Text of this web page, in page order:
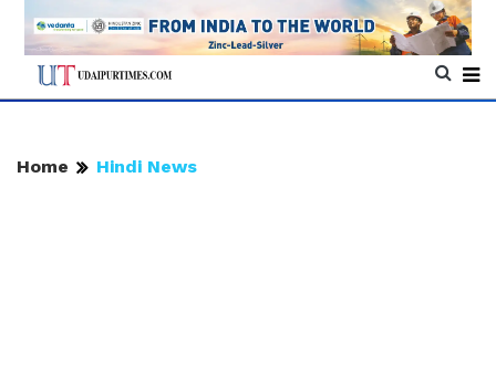
Home Hindi News